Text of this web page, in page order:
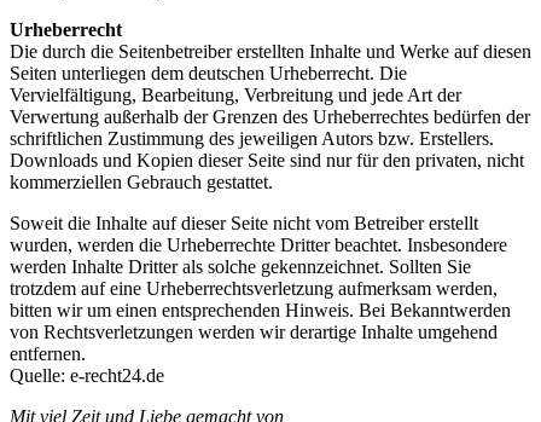
Urheberrecht
Die durch die Seitenbetreiber erstellten Inhalte und Werke auf diesen
Seiten unterliegen dem deutschen Urheberrecht. Die
Vervielfältigung, Bearbeitung, Verbreitung und jede Art der
Verwertung außerhalb der Grenzen des Urheberrechtes bedürfen der
schriftlichen Zustimmung des jeweiligen Autors bzw. Erstellers.
Downloads und Kopien dieser Seite sind nur für den privaten, nicht
kommerziellen Gebrauch gestattet.
Soweit die Inhalte auf dieser Seite nicht vom Betreiber erstellt
wurden, werden die Urheberrechte Dritter beachtet. Insbesondere
werden Inhalte Dritter als solche gekennzeichnet. Sollten Sie
trotzdem auf eine Urheberrechtsverletzung aufmerksam werden,
bitten wir um einen entsprechenden Hinweis. Bei Bekanntwerden
von Rechtsverletzungen werden wir derartige Inhalte umgehend
entfernen.
Quelle: e-recht24.de
Mit viel Zeit und Liebe gemacht von